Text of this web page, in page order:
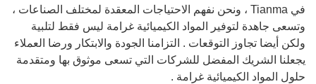
في Tianma ، ونحن نفهم الاحتياجات المعقدة لمختلف الصناعات ،
وتسعى جاهدة لتوفير المواد الكيميائية غرامة ليس فقط لتلبية
ولكن أيضا تجاوز التوقعات . التزامنا الجودة والابتكار ورضا العملاء
يجعلنا الشريك المفضل للشركات التي تسعى موثوق بها ومتقدمة
حلول المواد الكيميائية غرامة .